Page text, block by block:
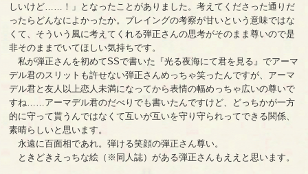
しいけど……！」となったことがありました。考えてくださった通りだ
ったらどんなによかったか。プレイングの考察が甘いという意味ではな
くて、そういう風に考えてくれる弾正さんの思考がそのまま尊いので是
非そのままでいてほしい気持ちです。
私が弾正さんを初めてSSで書いた『光る夜海にて君を見る』でアーマ
デル君のスリットも許せない弾正さんめっちゃ笑ったんですが、アーマ
デル君と友人以上恋人未満になってから表情の幅めっちゃ広いの尊いで
すね……アーマデル君のだべりでも書いたんですけど、どっちかが一方
的に守って貰うんではなくて互いが互いを守り守られってできる関係、
素晴らしいと思います。
永遠に百面相であれ。弾ける笑顔の弾正さん尊い。
ときどきえっちな絵（※同人誌）がある弾正さんもええと思います。